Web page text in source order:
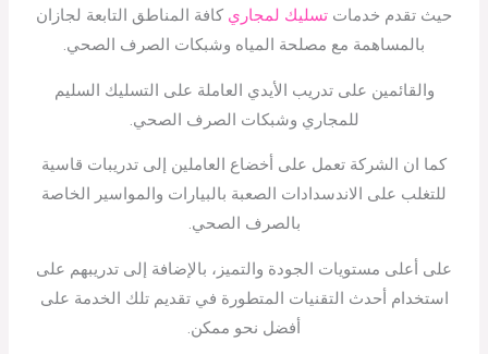
حيث تقدم خدمات تسليك لمجاري كافة المناطق التابعة لجازان
بالمساهمة مع مصلحة المياه وشبكات الصرف الصحي.
والقائمين على تدريب الأيدي العاملة على التسليك السليم
للمجاري وشبكات الصرف الصحي.
كما ان الشركة تعمل على أخضاع العاملين إلى تدريبات قاسية
للتغلب على الاندسدادات الصعبة بالبيارات والمواسير الخاصة
بالصرف الصحي.
على أعلى مستويات الجودة والتميز، بالإضافة إلى تدريبهم على
استخدام أحدث التقنيات المتطورة في تقديم تلك الخدمة على
أفضل نحو ممكن.